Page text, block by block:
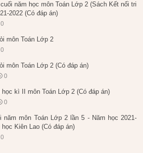
năm học môn Toán Lớp 2 (Sách Kết nối tri
2022 (Có đáp án)
0
môn Toán Lớp 2
0
môn Toán Lớp 2 (Có đáp án)
0
kì II môn Toán Lớp 2 (Có đáp án)
0
năm môn Toán Lớp 2 lần 5 - Năm học 2021-
Kiên Lao (Có đáp án)
0